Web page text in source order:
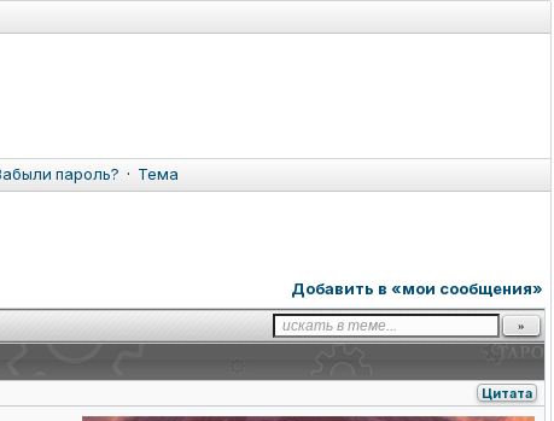
пароль? · Тема
Добавить в «мои сообщения»
Цитата